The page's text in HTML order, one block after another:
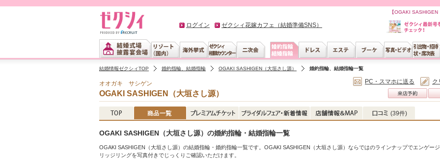
【OGAKI
ログイン ゼクシィ花嫁カフェ（結婚準備SNS）
結婚情報ゼクシィTOP 婚約指輪、結婚指輪 OGAKI SASHIGEN（大垣さし源） 婚約指輪、結婚指輪一覧
オオガキ サシゲン
OGAKI SASHIGEN（大垣さし源）
PC・スマホに送る ク
(39件)
OGAKI SASHIGEN（大垣さし源）の婚約指輪・結婚指輪一覧
OGAKI SASHIGEN（大垣さし源）の結婚指輪・婚約指輪一覧です。OGAKI SASHIGEN（大垣さし源）ならではのラインナップでエンゲー
リッジリングを写真付きでじっくりご確認いただけます。